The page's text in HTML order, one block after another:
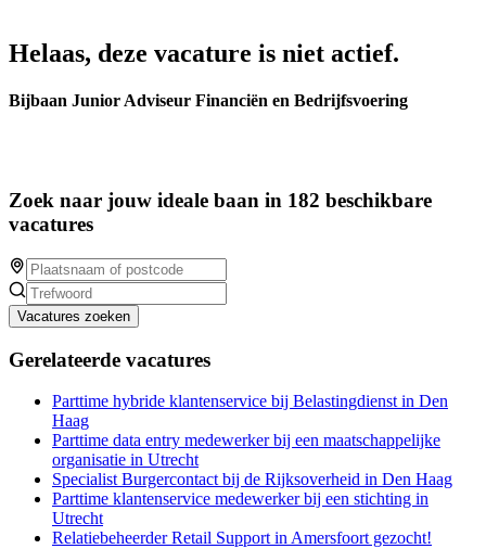
Helaas, deze vacature is niet actief.
Bijbaan Junior Adviseur Financiën en Bedrijfsvoering
Zoek naar jouw ideale baan in 182 beschikbare
vacatures
Vacatures zoeken
Gerelateerde vacatures
Parttime hybride klantenservice bij Belastingdienst in Den
Haag
Parttime data entry medewerker bij een maatschappelijke
organisatie in Utrecht
Specialist Burgercontact bij de Rijksoverheid in Den Haag
Parttime klantenservice medewerker bij een stichting in
Utrecht
Relatiebeheerder Retail Support in Amersfoort gezocht!